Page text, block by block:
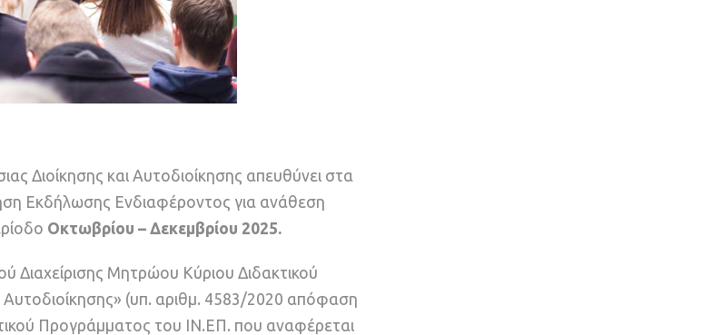
Διοίκησης και Αυτοδιοίκησης απευθύνει στα
Εκδήλωσης Ενδιαφέροντος για ανάθεση
Οκτωβρίου – Δεκεμβρίου 2025.
Διαχείρισης Μητρώου Κύριου Διδακτικού
(υπ. αριθμ. 4583/2020 απόφαση
Προγράμματος του ΙΝ.ΕΠ. που αναφέρεται